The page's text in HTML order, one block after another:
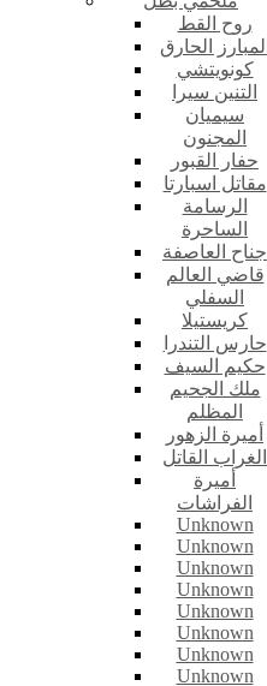
روح القط
المبارز الحارق
كونويتشي
التنين سيرا
سيميان
المجنون
حفار القبور
مقاتل اسبارتا
الرسامة
الساحرة
جناح العاصفة
قاضي العالم
السفلي
كريستيلا
حارس التندرا
حكيم السيف
ملك الجحيم
المظلم
أميرة الزهور
الغراب القاتل
أميرة
الفراشات
Unknown
Unknown
Unknown
Unknown
Unknown
Unknown
Unknown
Unknown